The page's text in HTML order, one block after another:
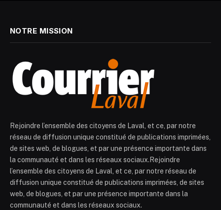
NOTRE MISSION
Rejoindre l’ensemble des citoyens de Laval, et ce, par notre
réseau de diffusion unique constitué de publications imprimées,
de sites web, de blogues, et par une présence importante dans
la communauté et dans les réseaux sociaux.Rejoindre
l’ensemble des citoyens de Laval, et ce, par notre réseau de
diffusion unique constitué de publications imprimées, de sites
web, de blogues, et par une présence importante dans la
communauté et dans les réseaux sociaux.